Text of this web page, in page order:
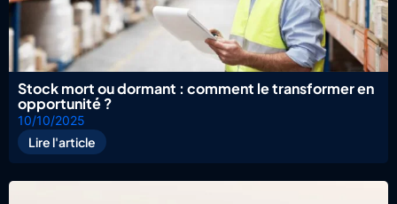
Stock mort ou dormant : comment le transformer en
opportunité ?
10/10/2025
Lire l'article